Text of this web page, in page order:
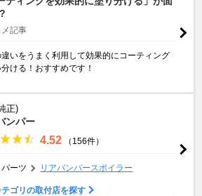
記事
いをうまく利用して効果的にコーティング
ける！おすすめです！
正)
ンパー
4.52 （156件）
ーツ リアバンパースポイラー
テゴリの取付店を探す